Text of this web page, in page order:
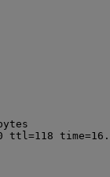
ttl=118